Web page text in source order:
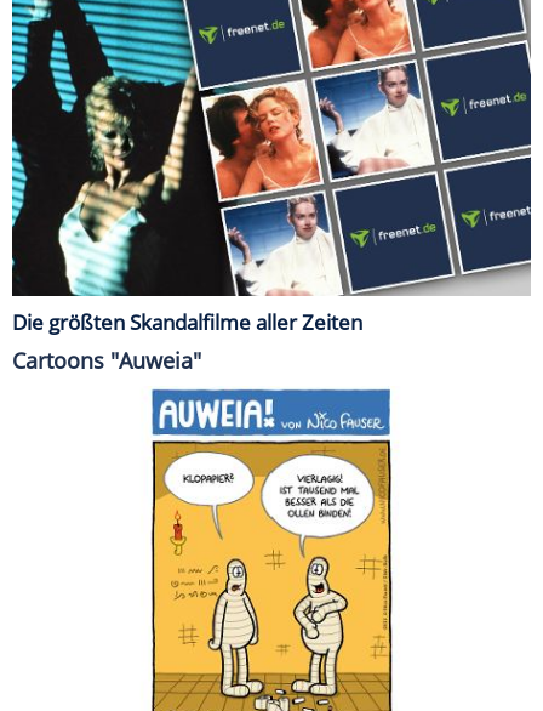
Die größten Skandalfilme aller Zeiten
Cartoons "Auweia"